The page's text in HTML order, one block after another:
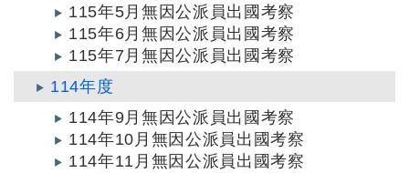
115年5月無因公派員出國考察
115年6月無因公派員出國考察
115年7月無因公派員出國考察
114年度
114年9月無因公派員出國考察
114年10月無因公派員出國考察
114年11月無因公派員出國考察